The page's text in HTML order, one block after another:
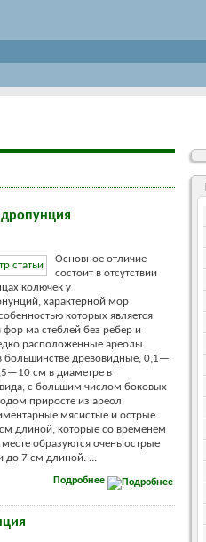
Основное отличие
состоит в отсутствии
колючек у
характерной мор
которых является
фор ма стеблей без ребер и
расположенные ареолы.
большинстве древовидные, 0,1—
см в диаметре в
с большим числом боковых
приросте из ареол
мясистые и острые
длиной, которые со временем
образуются очень острые
7 см длиной. ...
Подробнее